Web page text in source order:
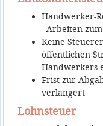
Handwerker-
- Arbeiten
Keine
öffentlichen
Handwerkers
Frist zur
verlängert
Lohnsteuer